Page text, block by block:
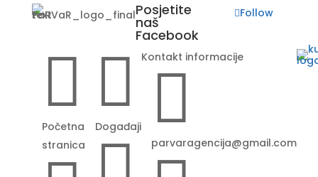
Posjetite
naš
Facebook
Follow

Početna
stranica

Događaji
Kontakt informacije

parvaragencija@gmail.com